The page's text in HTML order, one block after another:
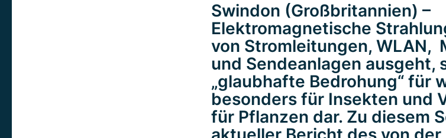
Swindon (Großbritannien) –
Elektromagnetische
von Stromleitungen, WLAN,
und Sendeanlagen ausgeht,
„glaubhafte Bedrohung“ für
besonders für Insekten und
für Pflanzen dar. Zu diesem